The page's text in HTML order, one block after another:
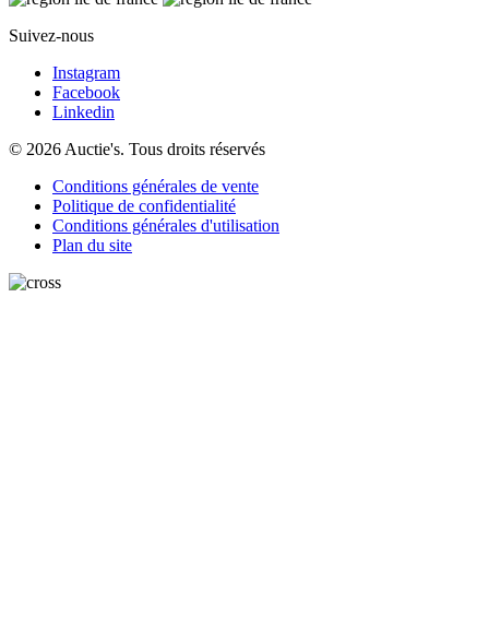
Suivez-nous
Instagram
Facebook
Linkedin
© 2026 Auctie's. Tous droits réservés
Conditions générales de vente
Politique de confidentialité
Conditions générales d'utilisation
Plan du site